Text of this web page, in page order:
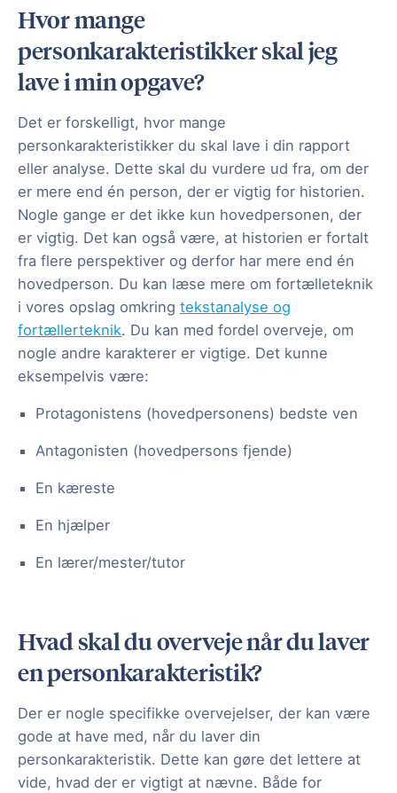
Hvor mange
personkarakteristikker skal jeg
lave i min opgave?
Det er forskelligt, hvor mange
personkarakteristikker du skal lave i din rapport
eller analyse. Dette skal du vurdere ud fra, om der
er mere end én person, der er vigtig for historien.
Nogle gange er det ikke kun hovedpersonen, der
er vigtig. Det kan også være, at historien er fortalt
fra flere perspektiver og derfor har mere end én
hovedperson. Du kan læse mere om fortælleteknik
i vores opslag omkring tekstanalyse og
fortællerteknik. Du kan med fordel overveje, om
nogle andre karakterer er vigtige. Det kunne
eksempelvis være:
Protagonistens (hovedpersonens) bedste ven
Antagonisten (hovedpersons fjende)
En kæreste
En hjælper
En lærer/mester/tutor
Hvad skal du overveje når du laver
en personkarakteristik?
Der er nogle specifikke overvejelser, der kan være
gode at have med, når du laver din
personkarakteristik. Dette kan gøre det lettere at
vide, hvad der er vigtigt at nævne. Både for